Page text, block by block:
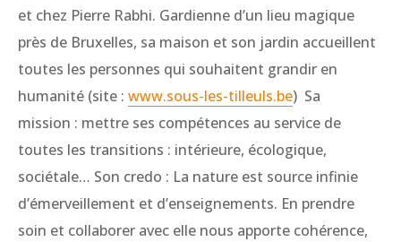
et chez Pierre Rabhi. Gardienne d’un lieu magique
près de Bruxelles, sa maison et son jardin accueillent
toutes les personnes qui souhaitent grandir en
humanité (site : www.sous-les-tilleuls.be) Sa
mission : mettre ses compétences au service de
toutes les transitions : intérieure, écologique,
sociétale… Son credo : La nature est source infinie
d’émerveillement et d’enseignements. En prendre
soin et collaborer avec elle nous apporte cohérence,